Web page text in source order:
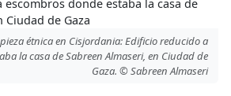
étnica en Cisjordania: Edificio reducido a
la casa de Sabreen Almaseri, en Ciudad de
Gaza. © Sabreen Almaseri